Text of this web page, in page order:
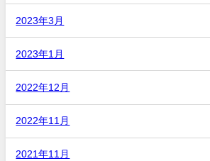
2023年3月
2023年1月
2022年12月
2022年11月
2021年11月